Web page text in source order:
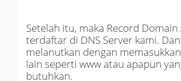
Setelah itu, maka Record Domain
terdaftar di DNS Server kami.
melanutkan dengan
lain seperti www atau apapun
butuhkan.